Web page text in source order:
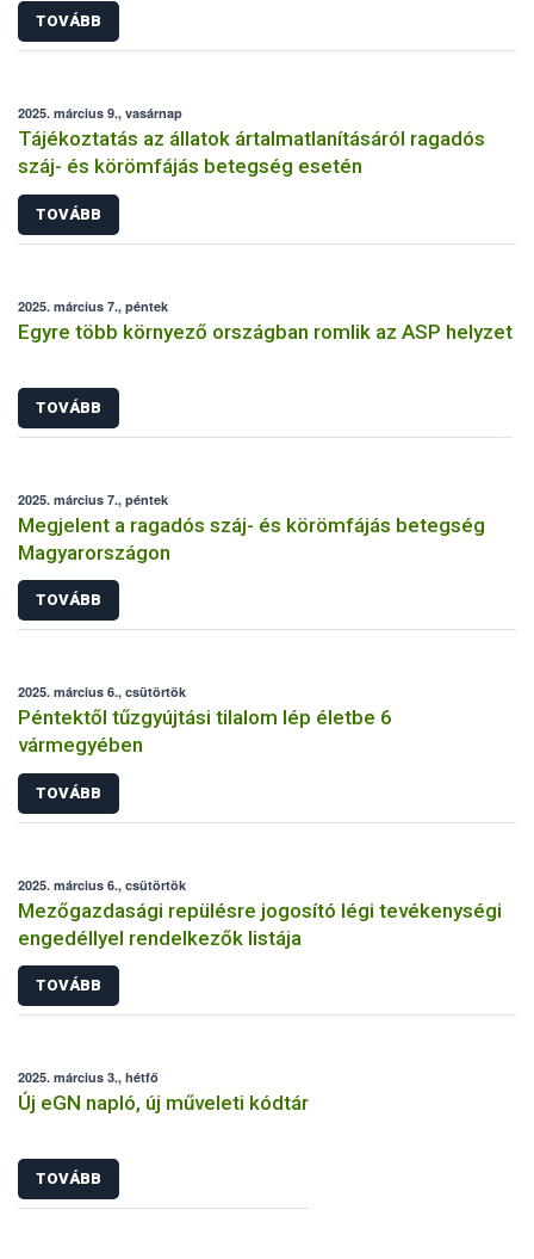
TOVÁBB
2025. március 9., vasárnap
Tájékoztatás az állatok ártalmatlanításáról ragadós
száj- és körömfájás betegség esetén
TOVÁBB
2025. március 7., péntek
Egyre több környező országban romlik az ASP helyzet
TOVÁBB
2025. március 7., péntek
Megjelent a ragadós száj- és körömfájás betegség
Magyarországon
TOVÁBB
2025. március 6., csütörtök
Péntektől tűzgyújtási tilalom lép életbe 6
vármegyében
TOVÁBB
2025. március 6., csütörtök
Mezőgazdasági repülésre jogosító légi tevékenységi
engedéllyel rendelkezők listája
TOVÁBB
2025. március 3., hétfő
Új eGN napló, új műveleti kódtár
TOVÁBB